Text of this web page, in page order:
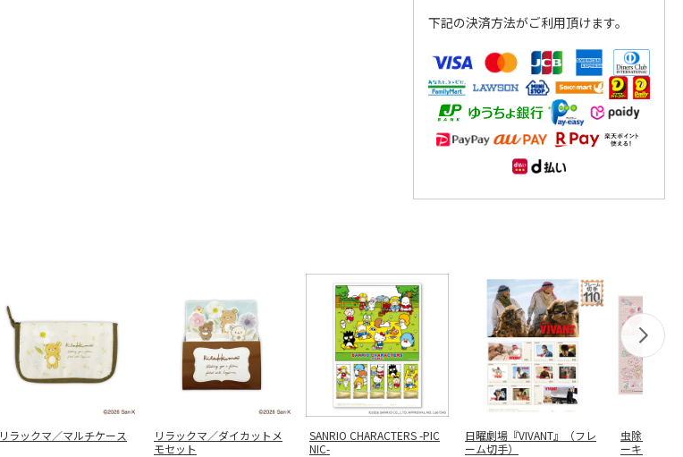
下記の決済方法がご利用頂けます。
リラックマ／マルチケース
リラックマ／ダイカットメ
モセット
SANRIO CHARACTERS -PIC
NIC-
日曜劇場『VIVANT』（フレ
ーム切手）
虫除けシー
ーキティ も